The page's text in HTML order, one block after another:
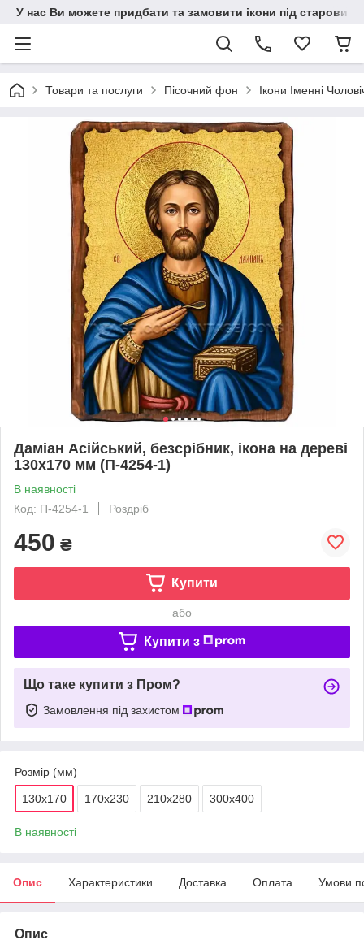
У нас Ви можете придбати та замовити ікони під
Товари та послуги Пісочний фон Ікони Іменні
Даміан Асійський, безсрібник, ікона на дереві
130х170 мм (П-4254-1)
В наявності
Код: П-4254-1
Роздріб
450 ₴
Купити
або
Купити з
Що таке купити з Пром?
Замовлення під захистом
Розмір (мм)
130х170 170х230 210х280 300х400
В наявності
Опис Характеристики Доставка Оплата Умови
Опис